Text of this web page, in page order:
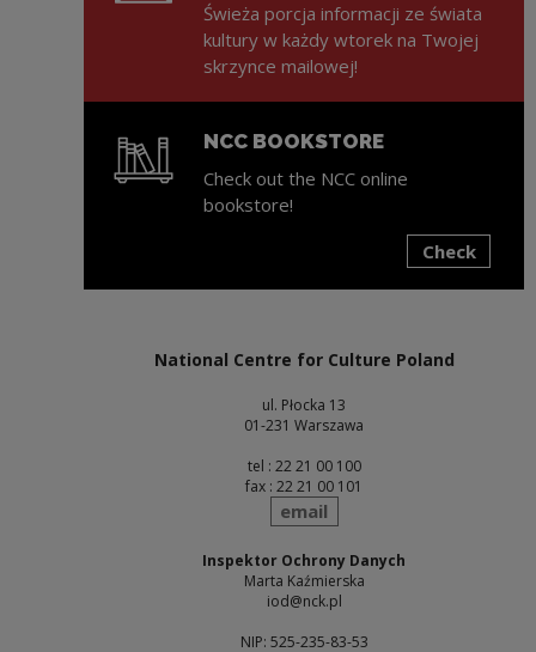
Świeża porcja informacji ze świata
kultury w każdy wtorek na Twojej
skrzynce mailowej!
NCC BOOKSTORE
Check out the NCC online
bookstore!
Check
National Centre for Culture Poland
ul. Płocka 13
01-231 Warszawa
tel : 22 21 00 100
fax : 22 21 00 101
send
email
Inspektor Ochrony Danych
Marta Kaźmierska
iod@nck.pl
NIP: 525-235-83-53